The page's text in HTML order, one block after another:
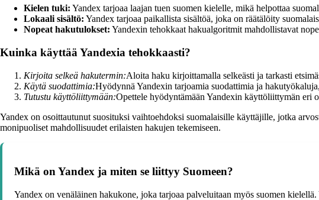
Kielen tuki: Yandex tarjoaa laajan tuen suomen kielelle, mikä helpottaa
Lokaali sisältö: Yandex tarjoaa paikallista sisältöä, joka on räätälöity
Nopeat hakutulokset: Yandexin tehokkaat hakualgoritmit mahdollistavat
Kuinka käyttää Yandexia tehokkaasti?
Kirjoita selkeä hakutermin:Aloita haku kirjoittamalla selkeästi ja tarkasti
Käytä suodattimia:Hyödynnä Yandexin tarjoamia suodattimia ja
Tutustu käyttöliittymään:Opettele hyödyntämään Yandexin käyttöliittymän eri
Yandex on osoittautunut suosituksi vaihtoehdoksi suomalaisille käyttäjille, jotka
monipuoliset mahdollisuudet erilaisten hakujen tekemiseen.
Mikä on Yandex ja miten se liittyy Suomeen?
Yandex on venäläinen hakukone, joka tarjoaa palveluitaan myös suomen